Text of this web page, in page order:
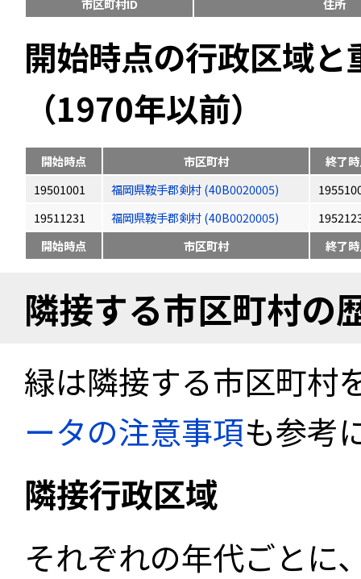
市区町村ID
住所
開始時点の行政区域
（1970年以前）
開始時点 市区町村
終了
19501001
福岡県鞍手郡剣村 (40B0020005)
19511231
福岡県鞍手郡剣村 (40B0020005)
開始時点
市区町村 終了
隣接する市区町村の
緑は隣接する市区町村
ータの注意事項も参考
隣接行政区域
それぞれの年代ごとに